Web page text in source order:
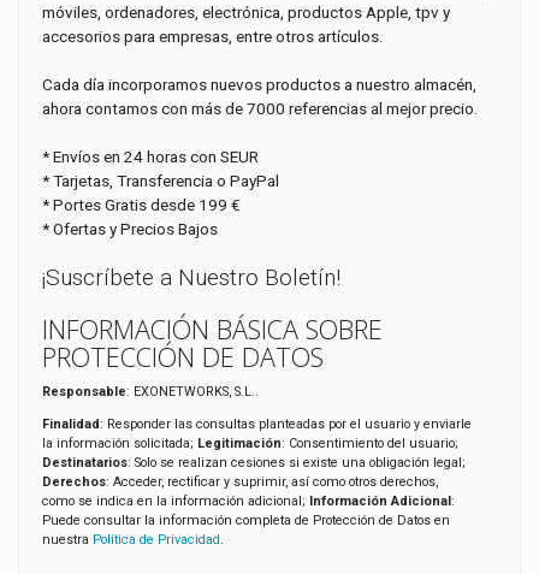
móviles, ordenadores, electrónica, productos Apple, tpv y
accesorios para empresas, entre otros artículos.
Cada día incorporamos nuevos productos a nuestro almacén,
ahora contamos con más de 7000 referencias al mejor precio.
* Envíos en 24 horas con SEUR
* Tarjetas, Transferencia o PayPal
* Portes Gratis desde 199 €
* Ofertas y Precios Bajos
¡Suscríbete a Nuestro Boletín!
INFORMACIÓN BÁSICA SOBRE
PROTECCIÓN DE DATOS
Responsable: EXONETWORKS, S.L..
Finalidad: Responder las consultas planteadas por el usuario y enviarle
la información solicitada; Legitimación: Consentimiento del usuario;
Destinatarios: Solo se realizan cesiones si existe una obligación legal;
Derechos: Acceder, rectificar y suprimir, así como otros derechos,
como se indica en la información adicional; Información Adicional:
Puede consultar la información completa de Protección de Datos en
nuestra Política de Privacidad.